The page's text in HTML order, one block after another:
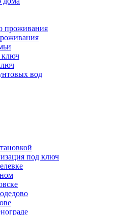
проживания
ключ
вод
под ключ